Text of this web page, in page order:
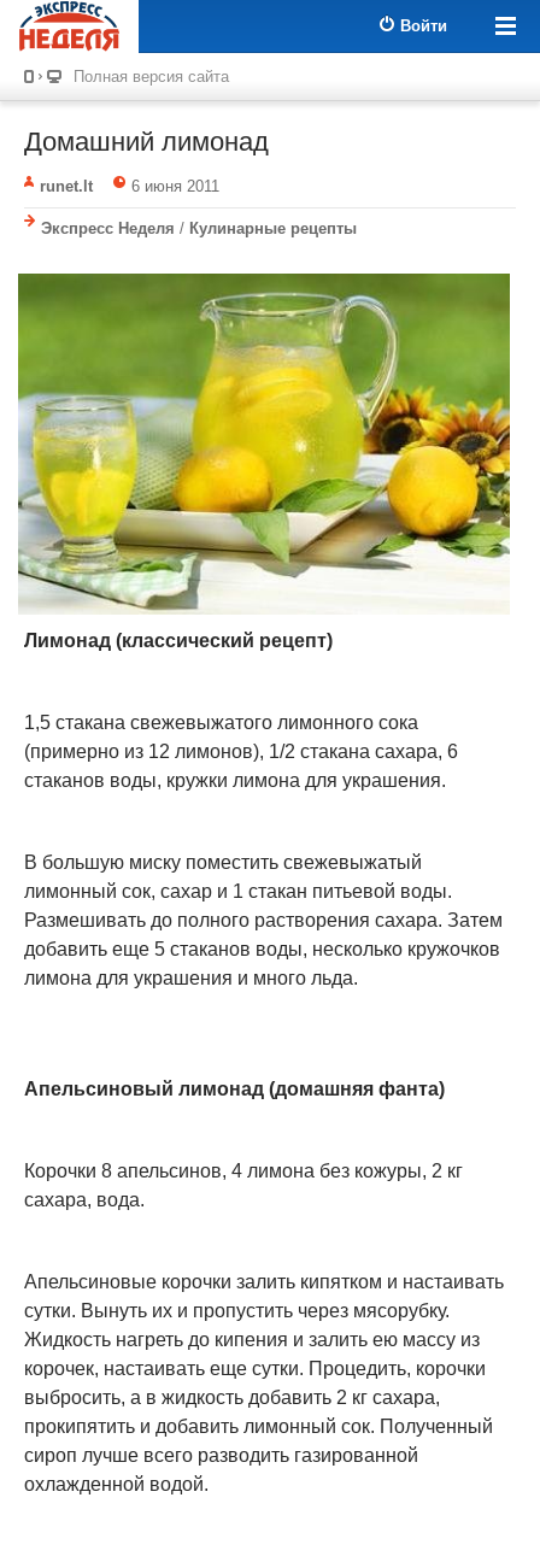
Войти
Полная версия сайта
Домашний лимонад
runet.lt 6 июня 2011
Экспресс Неделя / Кулинарные рецепты
Лимонад (классический рецепт)
1,5 стакана свежевыжатого лимонного сока
(примерно из 12 лимонов), 1/2 стакана сахара, 6
стаканов воды, кружки лимона для украшения.
В большую миску поместить свежевыжатый
лимонный сок, сахар и 1 стакан питьевой воды.
Размешивать до полного растворения сахара. Затем
добавить еще 5 стаканов воды, несколько кружочков
лимона для украшения и много льда.
Апельсиновый лимонад (домашняя фанта)
Корочки 8 апельсинов, 4 лимона без кожуры, 2 кг
сахара, вода.
Апельсиновые корочки залить кипятком и настаивать
сутки. Вынуть их и пропустить через мясорубку.
Жидкость нагреть до кипения и залить ею массу из
корочек, настаивать еще сутки. Процедить, корочки
выбросить, а в жидкость добавить 2 кг сахара,
прокипятить и добавить лимонный сок. Полученный
сироп лучше всего разводить газированной
охлажденной водой.